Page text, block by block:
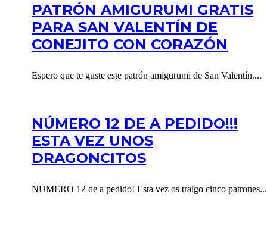
PATRÓN AMIGURUMI GRATIS
PARA SAN VALENTÍN DE
CONEJITO CON CORAZÓN
Espero que te guste este patrón amigurumi de San Valentín....
NÚMERO 12 DE A PEDIDO!!!
ESTA VEZ UNOS
DRAGONCITOS
NUMERO 12 de a pedido! Esta vez os traigo cinco patrones...